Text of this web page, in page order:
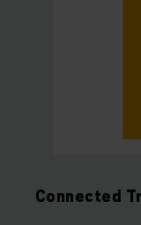
Connected